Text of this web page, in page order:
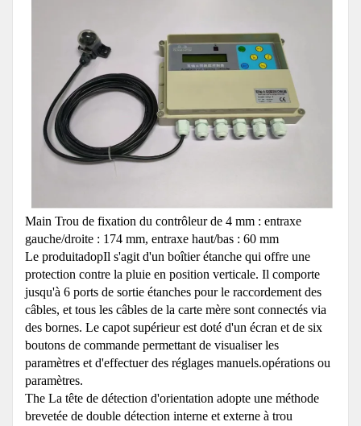
Main Trou de fixation du contrôleur de 4 mm : entraxe
gauche/droite : 174 mm, entraxe haut/bas : 60 mm
Le produitadopIl s'agit d'un boîtier étanche qui offre une
protection contre la pluie en position verticale. Il comporte
jusqu'à 6 ports de sortie étanches pour le raccordement des
câbles, et tous les câbles de la carte mère sont connectés via
des bornes. Le capot supérieur est doté d'un écran et de six
boutons de commande permettant de visualiser les
paramètres et d'effectuer des réglages manuels.opérations ou
paramètres.
The La tête de détection d'orientation adopte une méthode
brevetée de double détection interne et externe à trou